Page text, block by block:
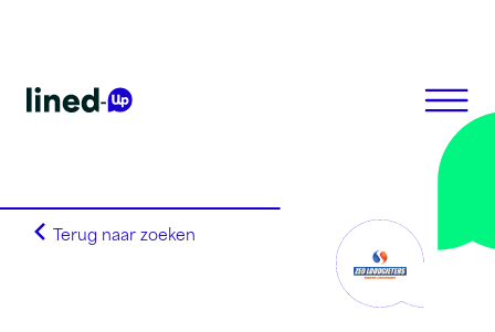
Terug naar zoeken
Homepagina